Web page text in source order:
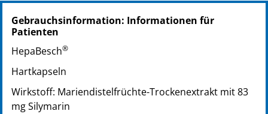
PZN: 03925856
PPN: 110392585641
GTIN: 04260315280467
PZN: 04411421
PPN: 110441142150
GTIN: 04260315280450
Gebrauchsinformation: Informationen für
Patienten
HepaBesch®
Hartkapseln
Wirkstoff: Mariendistelfrüchte-Trockenextrakt mit 83
mg Silymarin